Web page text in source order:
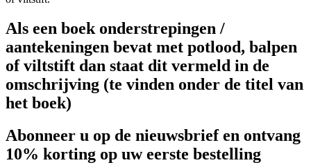
Als een boek onderstrepingen /
aantekeningen bevat met potlood, balpen
of viltstift dan staat dit vermeld in de
omschrijving (te vinden onder de titel van
het boek)
Abonneer u op de nieuwsbrief en ontvang
10% korting op uw eerste bestelling